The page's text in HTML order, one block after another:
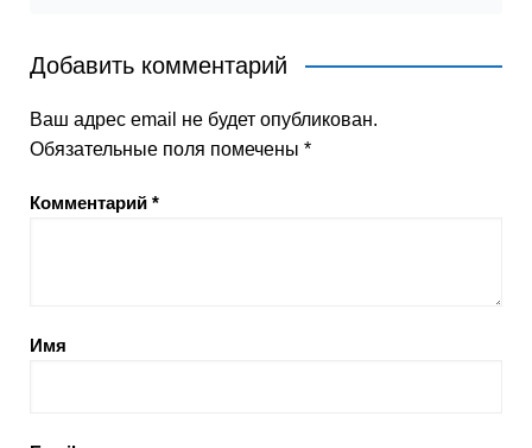
Добавить комментарий
Ваш адрес email не будет опубликован.
Обязательные поля помечены *
Комментарий *
Имя